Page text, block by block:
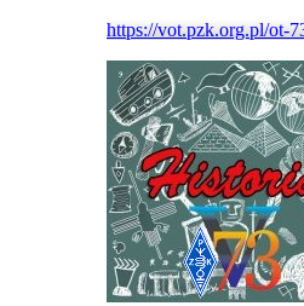
https://vot.pzk.org.pl/ot-